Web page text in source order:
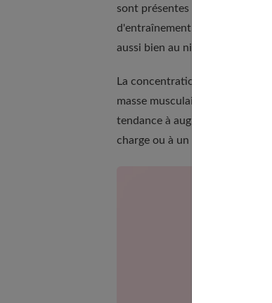
sont présentes dans l'ADN et
d'entraînement. Ces différents
aussi bien au niveau de
La concentration en BCAA
masse musculaire disponible
tendance à augmenter
charge ou à un stress externe.